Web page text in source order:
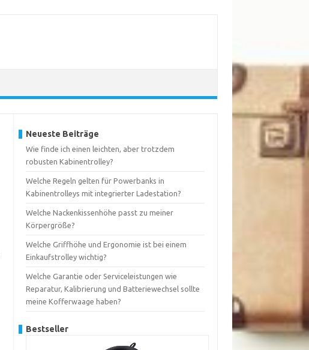
Neueste Beiträge
Wie finde ich einen leichten, aber trotzdem
robusten Kabinentrolley?
Welche Regeln gelten für Powerbanks in
Kabinentrolleys mit integrierter Ladestation?
Welche Nackenkissenhöhe passt zu meiner
Körpergröße?
Welche Griffhöhe und Ergonomie ist bei einem
Einkaufstrolley wichtig?
Welche Garantie oder Serviceleistungen wie
Reparatur, Kalibrierung und Batteriewechsel sollte
meine Kofferwaage haben?
Bestseller